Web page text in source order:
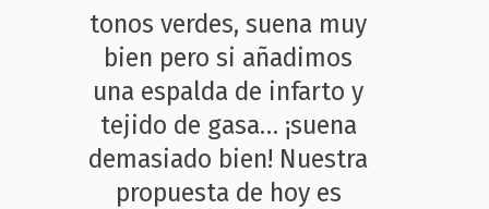
tonos verdes, suena muy
bien pero si añadimos
una espalda de infarto y
tejido de gasa… ¡suena
demasiado bien! Nuestra
propuesta de hoy es